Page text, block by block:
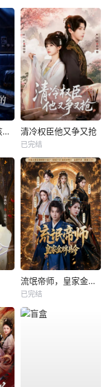
当上月嫂后发现孩子是我的 清冷权臣他又争又抢
已完结
流氓帝师，皇家金牌县令
已完结